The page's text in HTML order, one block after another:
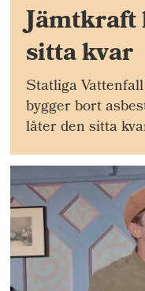
Jämtkraft
sitta kvar
Statliga
bygger bort
låter den sitta